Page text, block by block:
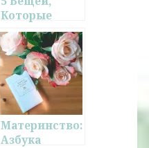
Которые
Сделают
Вашу Жизнь
Лучше
Материнство:
Азбука